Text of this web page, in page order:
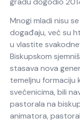
Mnogi mladi nisu
događaju, već su
u vlastite
Biskupskom
stasava nova
temeljnu formaciju
svećenicima, bili
pastorala na
animatora,